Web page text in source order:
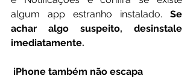
algum app estranho instalado. Se
achar algo suspeito, desinstale
imediatamente.
iPhone também não escapa